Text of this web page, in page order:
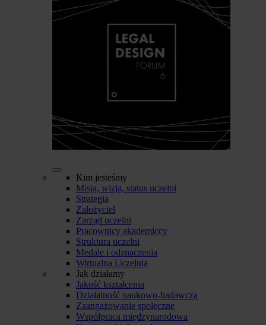
Kim jesteśmy
Misja, wizja, status uczelni
Strategia
Założyciel
Zarząd uczelni
Pracownicy akademiccy
Struktura uczelni
Medale i odznaczenia
Wirtualna Uczelnia
Jak działamy
Jakość kształcenia
Działalność naukowo-badawcza
Zaangażowanie społeczne
Współpraca międzynarodowa